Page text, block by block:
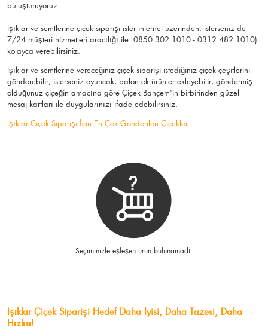
buluşturuyoruz.
Işıklar ve semtlerine çiçek siparişi ister internet üzerinden, isterseniz de
7/24 müşteri hizmetleri aracılığı ile 0850 302 1010 - 0312 482 1010)
kolayca verebilirsiniz.
Işıklar ve semtlerine vereceğiniz çiçek siparişi istediğiniz çiçek çeşitlerini
gönderebilir, isterseniz oyuncak, balon ek ürünler ekleyebilir, göndermiş
olduğunuz çiçeğin amacına göre Çiçek Bahçem'in birbirinden güzel
mesaj kartları ile duygularınızı ifade edebilirsiniz.
Işıklar Çiçek Siparişi İçin En Çok Gönderilen Çiçekler
Seçiminizle eşleşen ürün bulunamadı.
Işıklar Çiçek Siparişi Hedef Daha İyisi, Daha Tazesi, Daha
Hızlısı!